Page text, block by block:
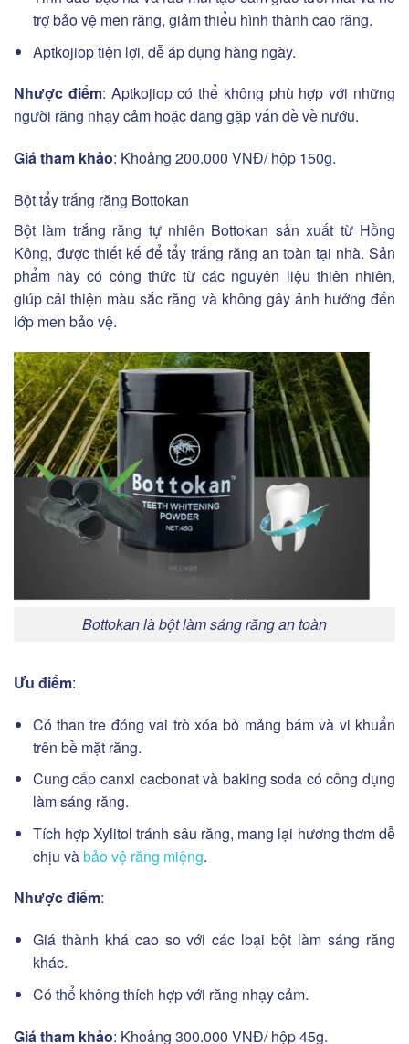
trợ bảo vệ men răng, giảm thiểu hình thành cao răng.
Aptkojiop tiện lợi, dễ áp dụng hàng ngày.
Nhược điểm: Aptkojiop có thể không phù hợp với những
người răng nhạy cảm hoặc đang gặp vấn đề về nướu.
Giá tham khảo: Khoảng 200.000 VNĐ/ hộp 150g.
Bột tẩy trắng răng Bottokan
Bột làm trắng răng tự nhiên Bottokan sản xuất từ Hồng
Kông, được thiết kế để tẩy trắng răng an toàn tại nhà. Sản
phẩm này có công thức từ các nguyên liệu thiên nhiên,
giúp cải thiện màu sắc răng và không gây ảnh hưởng đến
lớp men bảo vệ.
Bottokan là bột làm sáng răng an toàn
Ưu điểm:
Có than tre đóng vai trò xóa bỏ mảng bám và vi khuẩn
trên bề mặt răng.
Cung cấp canxi cacbonat và baking soda có công dụng
làm sáng răng.
Tích hợp Xylitol tránh sâu răng, mang lại hương thơm dễ
chịu vàbảo vệ răng miệng.
Nhược điểm:
Giá thành khá cao so với các loại bột làm sáng răng
khác.
Có thể không thích hợp với răng nhạy cảm.
Giá tham khảo: Khoảng 300.000 VNĐ/ hộp 45g.